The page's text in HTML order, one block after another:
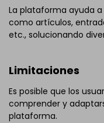
La plataforma ayuda
como artículos,
etc., solucionando
Limitaciones
Es posible que los
comprender y
plataforma.